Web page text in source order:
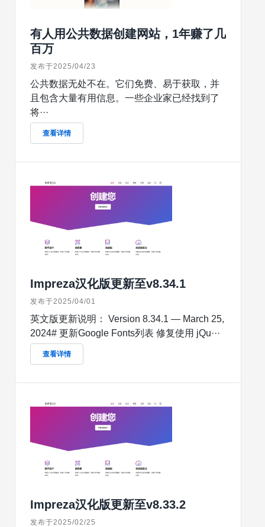
有人用公共数据创建网站，1年赚了几
百万
发布于2025/04/23
公共数据无处不在。它们免费、易于获取，并
且包含大量有用信息。一些企业家已经找到了
将···
查看详情
Impreza汉化版更新至v8.34.1
发布于2025/04/01
英文版更新说明： Version 8.34.1 — March 25,
2024# 更新Google Fonts列表 修复使用 jQu···
查看详情
Impreza汉化版更新至v8.33.2
发布于2025/02/25